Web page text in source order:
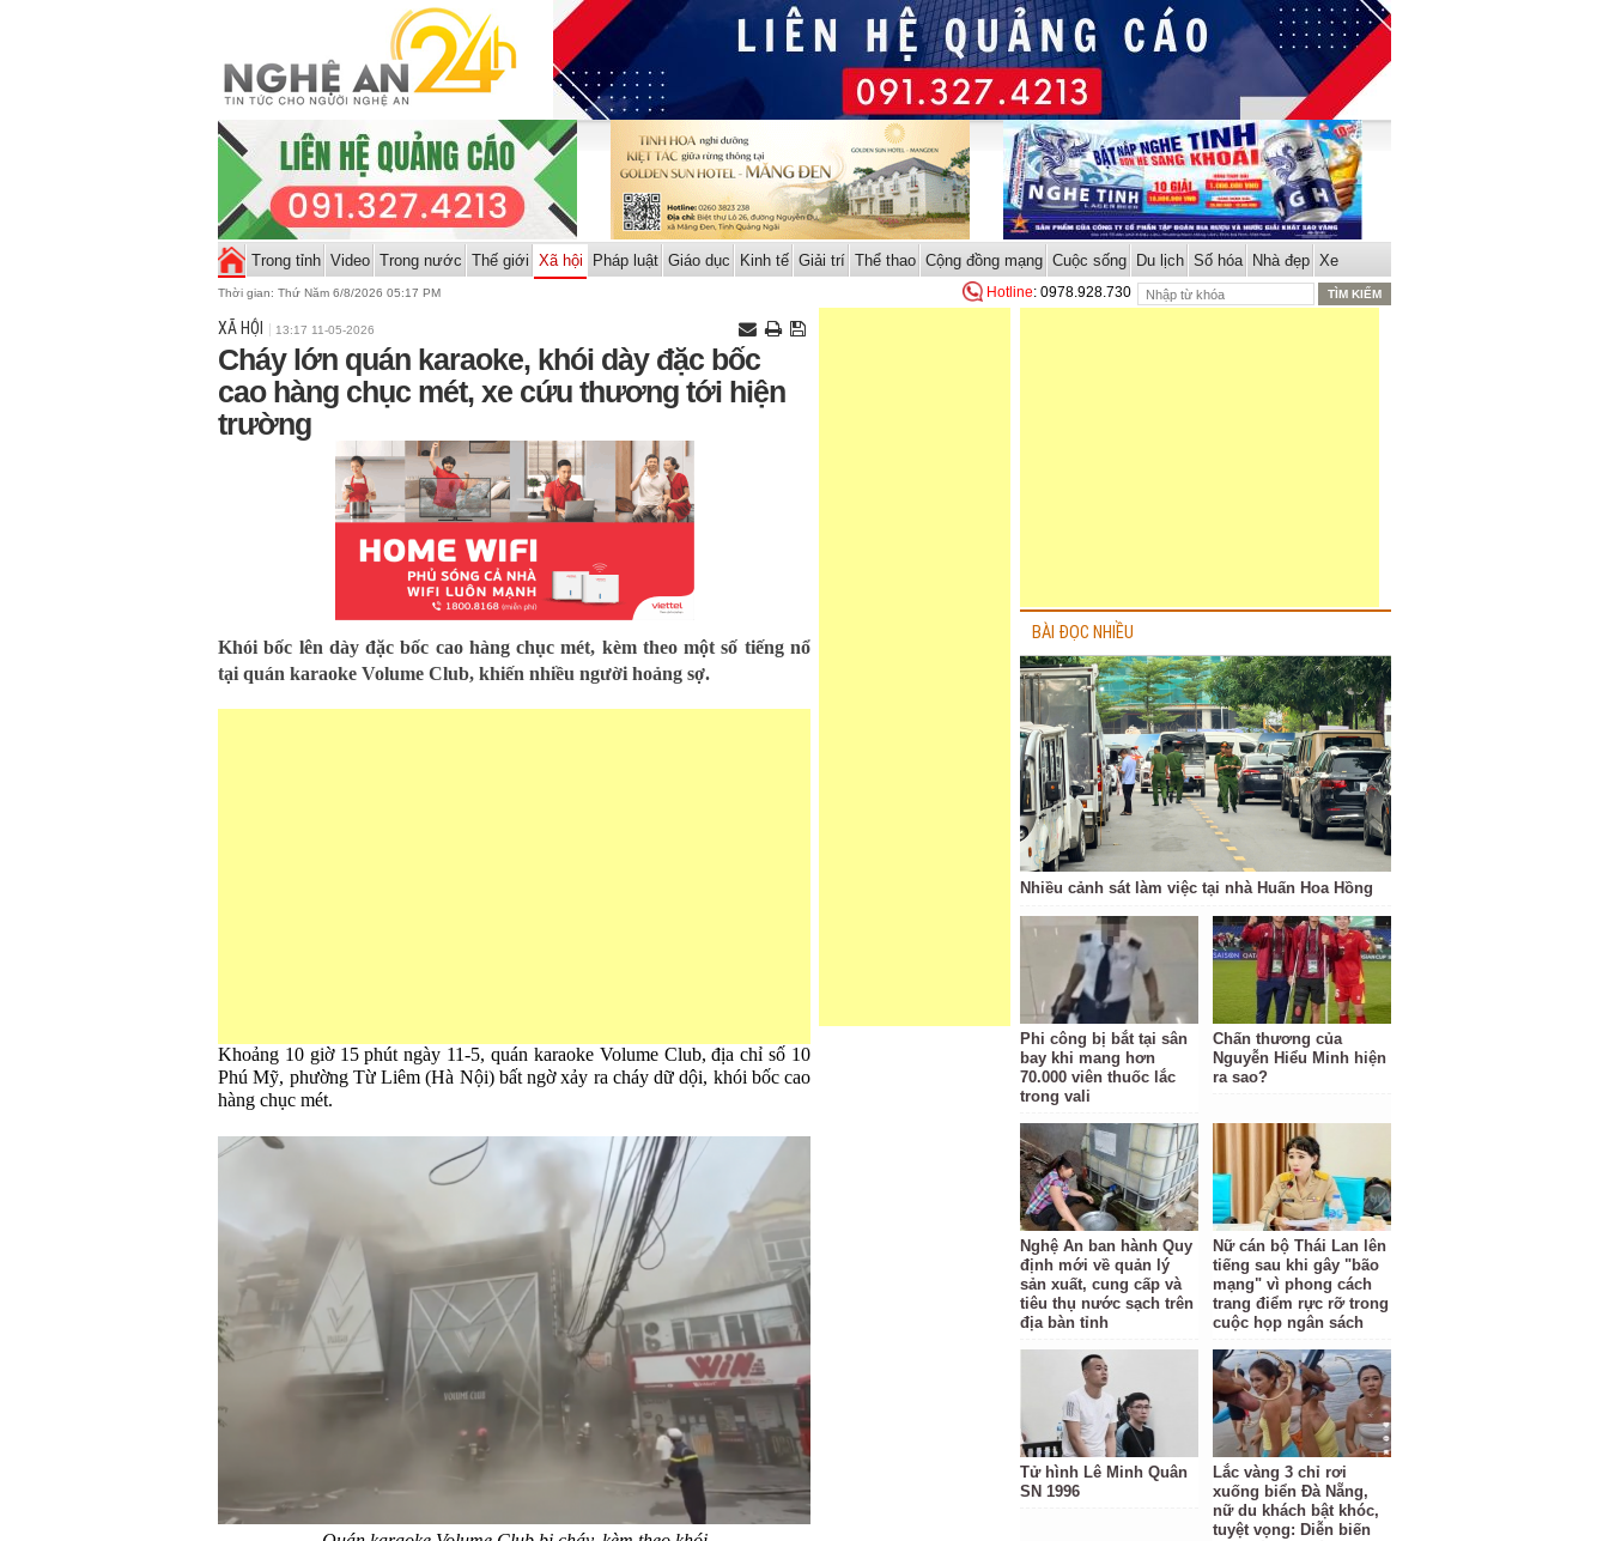
Trong tỉnh Video Trong nước Thế giới Xã hội Pháp luật Giáo dục Kinh tế Giải trí Thể thao Cộng đồng mạng Cuộc sống Du lịch Số hóa Nhà đẹp Xe
Thời gian: Thứ Năm 6/8/2026 05:17 PM Hotline: 0978.928.730
XÃ HỘI 13:17 11-05-2026
Cháy lớn quán karaoke, khói dày đặc bốc
cao hàng chục mét, xe cứu thương tới hiện
trường
Khói bốc lên dày đặc bốc cao hàng chục mét, kèm theo một số tiếng nổ
tại quán karaoke Volume Club, khiến nhiều người hoảng sợ.
Khoảng 10 giờ 15 phút ngày 11-5, quán karaoke Volume Club, địa chỉ số 10
Phú Mỹ, phường Từ Liêm (Hà Nội) bất ngờ xảy ra cháy dữ dội, khói bốc cao
hàng chục mét.
BÀI ĐỌC NHIỀU
Nhiều cảnh sát làm việc tại nhà Huấn Hoa Hồng
Phi công bị bắt tại sân
bay khi mang hơn
70.000 viên thuốc lắc
trong vali
Chấn thương của
Nguyễn Hiểu Minh hiện
ra sao?
Nghệ An ban hành Quy
định mới về quản lý
sản xuất, cung cấp và
tiêu thụ nước sạch trên
địa bàn tỉnh
Nữ cán bộ Thái Lan lên
tiếng sau khi gây "bão
mạng" vì phong cách
trang điểm rực rỡ trong
cuộc họp ngân sách
Tử hình Lê Minh Quân
SN 1996
Lắc vàng 3 chỉ rơi
xuống biển Đà Nẵng,
nữ du khách bật khóc,
tuyệt vọng: Diễn biến